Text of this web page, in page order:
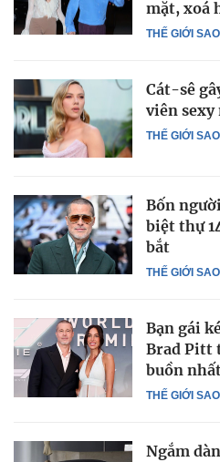
THẾ GIỚI SAO
mặt, xoá
THẾ GIỚI SAO
Cát-sê
viên
THẾ GIỚI SAO
Bốn
biệt thự
bắt
THẾ GIỚI SAO
Bạn gái
Brad Pitt
buồn
Ngắm